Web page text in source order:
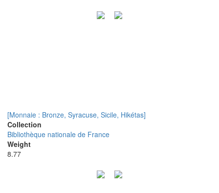
[Monnaie : Bronze, Syracuse, Sicile, Hikétas]
Collection
Bibliothèque nationale de France
Weight
8.77